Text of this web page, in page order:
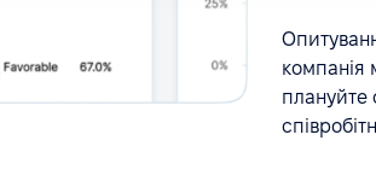
компанія
плануйте